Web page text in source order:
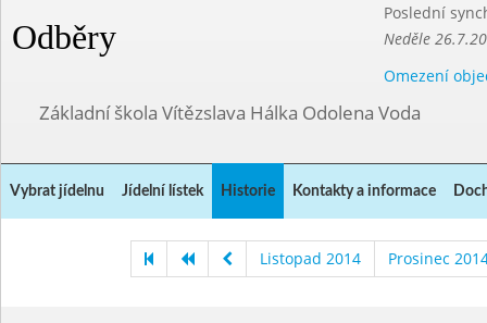
Odběry
Poslední
Neděle
Omezení
Základní škola Vítězslava Hálka Odolena Voda
Vybrat jídelnu Jídelní lístek Historie Kontakty a informace
Listopad 2014 Prosinec